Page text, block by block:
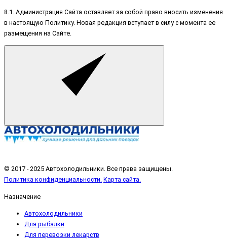
8.1. Администрация Сайта оставляет за собой право вносить изменения
в настоящую Политику. Новая редакция вступает в силу с момента ее
размещения на Сайте.
© 2017 - 2025 Автохолодильники. Все права защищены.
Политика конфиденциальности. Карта сайта.
Назначение
Автохолодильники
Для рыбалки
Для перевозки лекарств